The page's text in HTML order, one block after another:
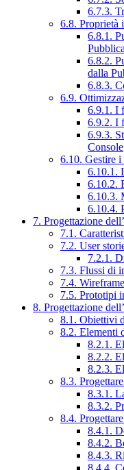
6.7.3.
6.8. Proprietà
6.8.1.
6.8.2.
dalla
6.8.3.
6.9.
6.9.1. I
6.9.2. I
6.9.3.
Console
6.10. Gestire i
6.10.1.
6.10.2.
6.10.3.
6.10.4.
7. Progettazione
7.1.
7.2. User
7.2.1.
7.3. Flussi di
7.4. Wireframe
7.5. Prototipi
8. Progettazione
8.1. Obiettivi
8.2. Elementi
8.2.1.
8.2.2.
8.2.3.
8.3.
8.3.1.
8.3.2.
8.4.
8.4.1.
8.4.2.
8.4.3.
8.4.4.